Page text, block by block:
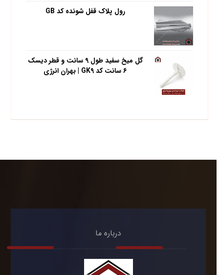
رول پلاک قفل شونده کد GB
گل میخ سفید طول 9 سانت و قطر دیسک
6 سانت کد GK9 | بهران انرژی
درباره ما